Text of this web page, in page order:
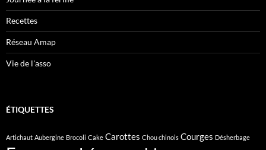
Recettes
Réseau Amap
Vie de l'asso
ÉTIQUETTES
Artichaut Aubergine Brocoli Cake Carottes Chou chinois Courges Désherbage